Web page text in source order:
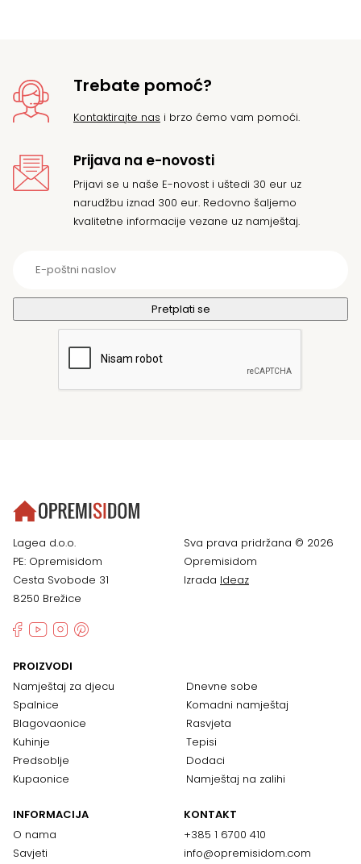
Trebate pomoć?
Kontaktirajte nas i brzo ćemo vam pomoći.
Prijava na e-novosti
Prijavi se u naše E-novost i uštedi 30 eur uz
narudžbu iznad 300 eur. Redovno šaljemo
kvalitetne informacije vezane uz namještaj.
Lagea d.o.o.
PE: Opremisidom
Cesta Svobode 31
8250 Brežice
Sva prava pridržana © 2026
Opremisidom
Izrada Ideaz
PROIZVODI
Namještaj za djecu
Spalnice
Blagovaonice
Kuhinje
Predsoblje
Kupaonice
Dnevne sobe
Komadni namještaj
Rasvjeta
Tepisi
Dodaci
Namještaj na zalihi
INFORMACIJA
O nama
Savjeti
KONTAKT
+385 1 6700 410
info@opremisidom.com